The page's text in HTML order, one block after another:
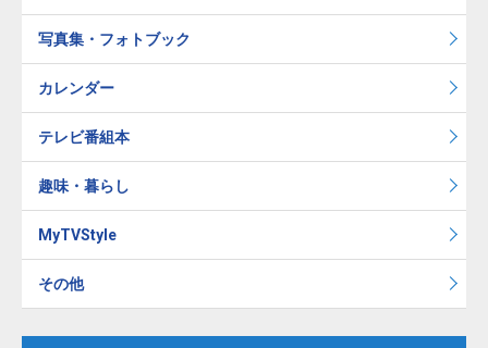
写真集・フォトブック
カレンダー
テレビ番組本
趣味・暮らし
MyTVStyle
その他